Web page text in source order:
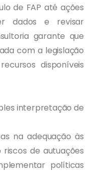
de FAP até ações
dados e revisar
garante que
com a legislação
disponíveis
interpretação de
na adequação às
de autuações
políticas